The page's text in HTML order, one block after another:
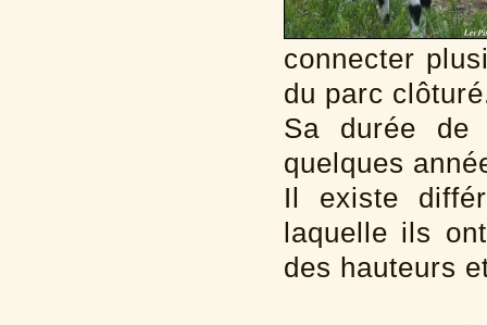
connecter
du parc
Sa durée de
quelques
Il existe
laquelle ils
des hauteurs